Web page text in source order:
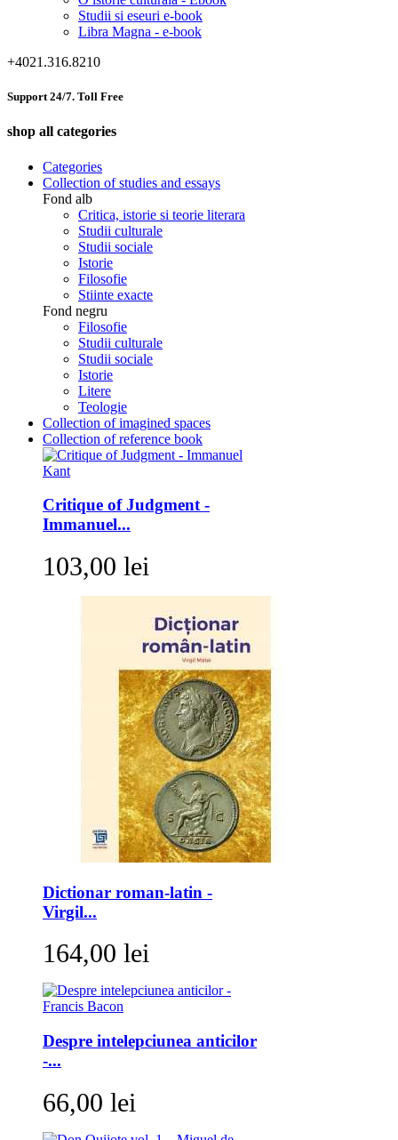
Studii si eseuri e-book
Libra Magna - e-book
+4021.316.8210
Support 24/7. Toll Free
shop all categories
Categories
Collection of studies and essays
Fond alb
Critica, istorie si teorie literara
Studii culturale
Studii sociale
Istorie
Filosofie
Stiinte exacte
Fond negru
Filosofie
Studii culturale
Studii sociale
Istorie
Litere
Teologie
Collection of imagined spaces
Collection of reference book
Critique of Judgment -
Immanuel...
103,00 lei
Dictionar roman-latin -
Virgil...
164,00 lei
Despre intelepciunea anticilor
-...
66,00 lei